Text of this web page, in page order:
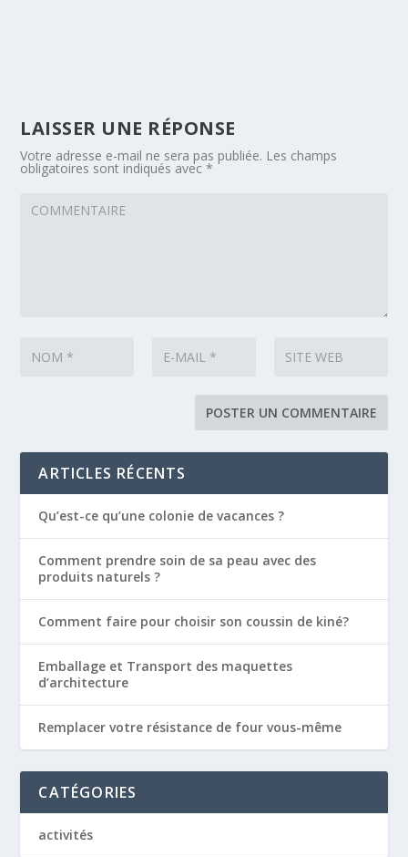
LAISSER UNE RÉPONSE
Votre adresse e-mail ne sera pas publiée. Les champs
obligatoires sont indiqués avec*
ARTICLES RÉCENTS
Qu’est-ce qu’une colonie de vacances ?
Comment prendre soin de sa peau avec des
produits naturels ?
Comment faire pour choisir son coussin de kiné?
Emballage et Transport des maquettes
d’architecture
Remplacer votre résistance de four vous-même
CATÉGORIES
activités